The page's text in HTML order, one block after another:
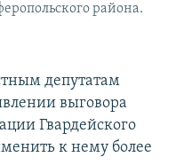
района.
депутатам
выговора
Гвардейского
к нему более